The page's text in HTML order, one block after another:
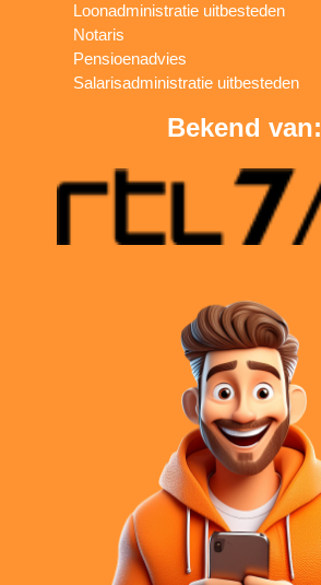
Loonadministratie uitbesteden
Notaris
Pensioenadvies
Salarisadministratie uitbesteden
Bekend van: